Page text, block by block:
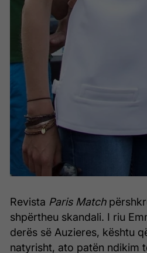
Revista Paris Match
shpërtheu skandali. I riu
derës së Auzieres, kështu
natyrisht, ato patën ndikim